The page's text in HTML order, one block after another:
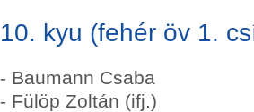
10. kyu (fehér öv 1.
- Baumann Csaba
- Fülöp Zoltán (ifj.)